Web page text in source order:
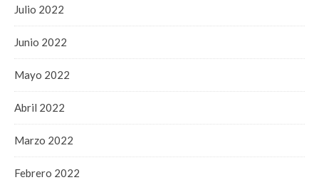
Julio 2022
Junio 2022
Mayo 2022
Abril 2022
Marzo 2022
Febrero 2022